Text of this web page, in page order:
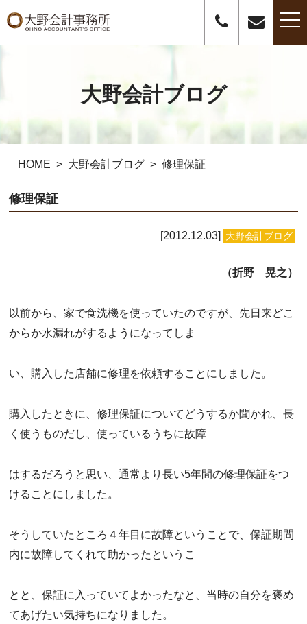
t
o
g
大野会計ブログ
HOME 大野会計ブログ 修理保証
修理保証
2012.12.03 大野会計ブログ
（折野 晃之）
以前から、家で食洗機を使っていたのですが、先日来どこ
からか水漏れがするようになってしま
い、購入した店舗に修理を依頼することにしました。
購入したときに、修理保証についてどうするか聞かれ、長
く使うものだし、使っているうちに故障
はするだろうと思い、通常より長い5年間の修理保証をつ
けることにしました。
そうしていたところ４年目に故障ということで、保証期間
内に故障してくれて助かったというこ
とと、保証に入っていてよかったなと、当時の自分を褒め
てあげたい気持ちになりました。